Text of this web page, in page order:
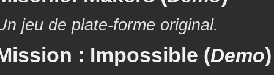
jeu de plate-forme original.
: Impossible (Demo)